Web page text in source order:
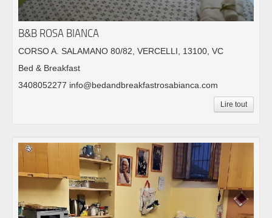
B&B ROSA BIANCA
CORSO A. SALAMANO 80/82, VERCELLI, 13100, VC
Bed & Breakfast
3408052277 info@bedandbreakfastrosabianca.com
Lire tout